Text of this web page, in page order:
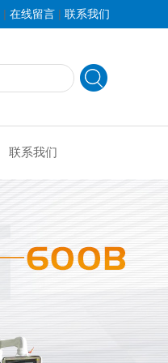
| 在线留言 | 联系我们
联系我们